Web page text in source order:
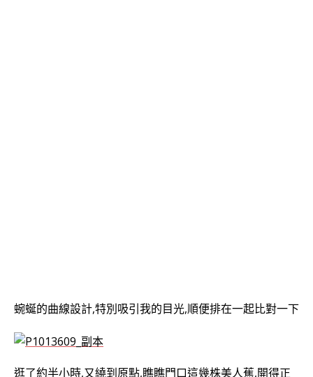
蜿蜒的曲線設計,特別吸引我的目光,順便排在一起比對一下
逛了約半小時,又繞到原點,瞧瞧門口這幾株美人蕉,開得正